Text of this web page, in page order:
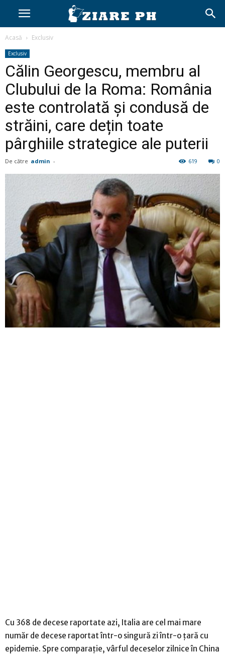
Acasă Exclusiv
Exclusiv
Călin Georgescu, membru al
Clubului de la Roma: România
este controlată și condusă de
străini, care dețin toate
pârghiile strategice ale puterii
De către admin - 0
619
Cu 368 de decese raportate azi, Italia are cel mai mare
număr de decese raportat într-o singură zi într-o țară cu
epidemie. Spre comparație, vârful deceselor zilnice în China